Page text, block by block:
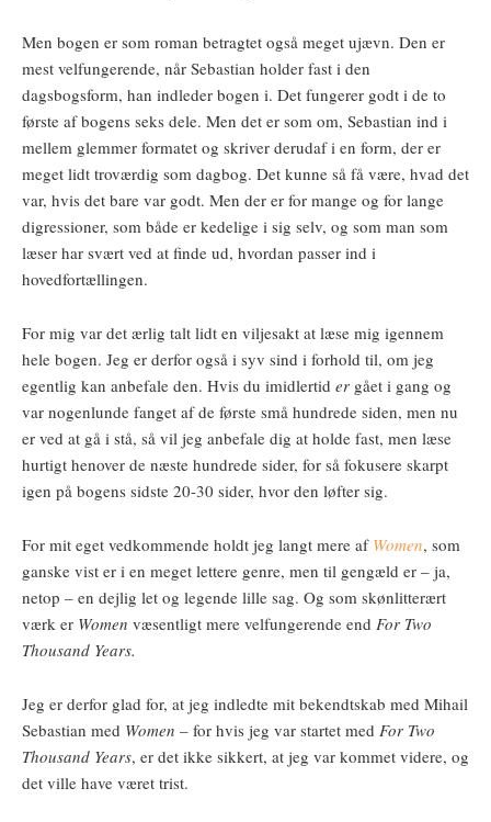
Men bogen er som roman betragtet også meget ujævn. Den er
mest velfungerende, når Sebastian holder fast i den
dagsbogsform, han indleder bogen i. Det fungerer godt i de to
første af bogens seks dele. Men det er som om, Sebastian ind i
mellem glemmer formatet og skriver derudaf i en form, der er
meget lidt troværdig som dagbog. Det kunne så få være, hvad det
var, hvis det bare var godt. Men der er for mange og for lange
digressioner, som både er kedelige i sig selv, og som man som
læser har svært ved at finde ud, hvordan passer ind i
hovedfortællingen.
For mig var det ærlig talt lidt en viljesakt at læse mig igennem
hele bogen. Jeg er derfor også i syv sind i forhold til, om jeg
egentlig kan anbefale den. Hvis du imidlertid er gået i gang og
var nogenlunde fanget af de første små hundrede siden, men nu
er ved at gå i stå, så vil jeg anbefale dig at holde fast, men læse
hurtigt henover de næste hundrede sider, for så fokusere skarpt
igen på bogens sidste 20-30 sider, hvor den løfter sig.
For mit eget vedkommende holdt jeg langt mere af Women, som
ganske vist er i en meget lettere genre, men til gengæld er – ja,
netop – en dejlig let og legende lille sag. Og som skønlitterært
værk er Women væsentligt mere velfungerende end For Two
Thousand Years.
Jeg er derfor glad for, at jeg indledte mit bekendtskab med Mihail
Sebastian med Women – for hvis jeg var startet med For Two
Thousand Years, er det ikke sikkert, at jeg var kommet videre, og
det ville have været trist.